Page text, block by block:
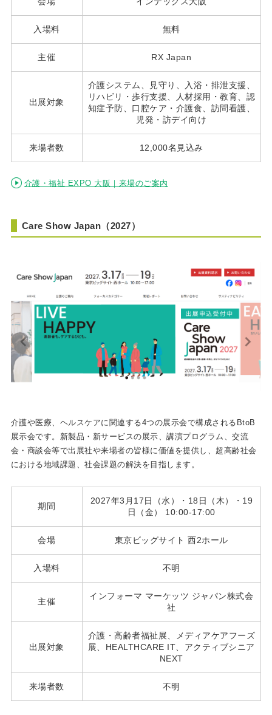
入場料 無料
主催 RX Japan
出展対象
介護システム、見守り、入浴・排泄支援、
リハビリ・歩行支援、人材採用・教育、認
知症予防、口腔ケア・介護食、訪問看護、
児発・訪デイ向け
来場者数 12,000名見込み
介護・福祉 EXPO 大阪｜来場のご案内
Care Show Japan（2027）
介護や医療、ヘルスケアに関連する4つの展示会で構成されるBtoB
展示会です。新製品・新サービスの展示、講演プログラム、交流
会・商談会等で出展社や来場者の皆様に価値を提供し、超高齢社会
における地域課題、社会課題の解決を目指します。
期間
2027年3月17日（水）・18日（木）・19
日（金） 10:00-17:00
会場 東京ビッグサイト 西2ホール
入場料 不明
主催
インフォーマ マーケッツ ジャパン株式会
社
出展対象
介護・高齢者福祉展、メディアケアフーズ
展、HEALTHCARE IT、アクティブシニア
NEXT
来場者数 不明